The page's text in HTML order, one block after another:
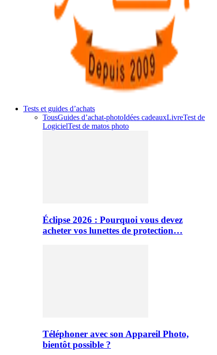
Tests et guides d’achats
TousGuides d’achat-photoIdées cadeauxLivreTest de
LogicielTest de matos photo
Éclipse 2026 : Pourquoi vous devez
acheter vos lunettes de protection…
Téléphoner avec son Appareil Photo,
bientôt possible ?